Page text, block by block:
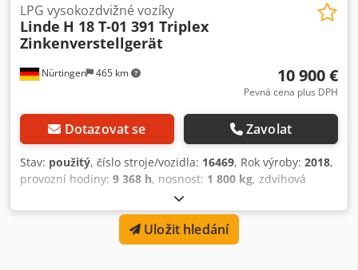
Nürtingen 465 km
LPG vysokozdvižné vozíky
Linde H 18 T-01 391 Triplex
Zinkenverstellgerät
10 900 €
Pevná cena plus DPH
Dotazovat se Zavolat
Stav: použitý, číslo stroje/vozidla: 16469, Rok výroby: 2018,
provozní hodiny: 9 368 h, nosnost: 1 800 kg, zdvihová
, volný zdvih:1 460 mm
500 mm, stavební výška:2 100 mm, délka vidlic:1 000
, velikost přední pneumatiky:2 x 18x7-8 20 - 40%
velikost zadní pneumatiky:2 x 18x7-8 0 - 20%
Uložit hledání